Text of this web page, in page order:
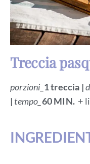
Treccia
porzioni_ 1 treccia |
| tempo_ 60 MIN. +